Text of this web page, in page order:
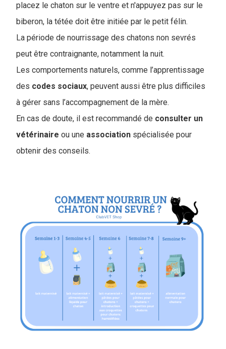
placez le chaton sur le ventre et n'appuyez pas sur le
biberon, la tétée doit être initiée par le petit félin.
La période de nourrissage des chatons non sevrés
peut être contraignante, notamment la nuit.
Les comportements naturels, comme l’apprentissage
des codes sociaux, peuvent aussi être plus difficiles
à gérer sans l’accompagnement de la mère.
En cas de doute, il est recommandé de consulter un
vétérinaire ou une association spécialisée pour
obtenir des conseils.